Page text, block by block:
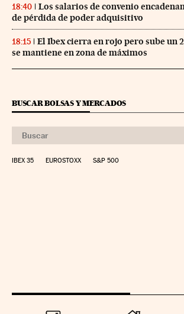
18:40
Los salarios de convenio
de pérdida de poder adquisitivo
18:15
El Ibex cierra en rojo pero sube un
se mantiene en zona de máximos
BUSCAR BOLSAS Y MERCADOS
IBEX 35 EUROSTOXX S&P 500